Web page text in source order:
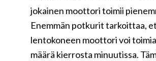
jokainen moottori toimii
Enemmän potkurit tarkoittaa,
lentokoneen moottori voi
määrä kierrosta minuutissa.